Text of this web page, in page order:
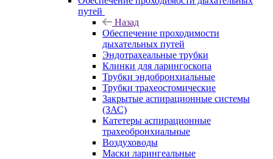
путей
Назад
Обеспечение проходимости
дыхательных путей
Эндотрахеальные трубки
Клинки для ларингоскопа
Трубки эндобронхиальные
Трубки трахеостомические
Закрытые аспирационные системы
(ЗАС)
Катетеры аспирационные
трахеобронхиальные
Воздуховоды
Маски ларингеальные